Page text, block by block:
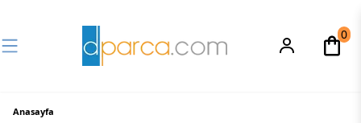
0
Anasayfa